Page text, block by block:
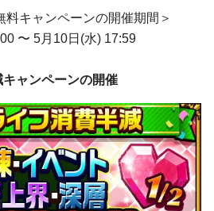
料キャンペーンの開催期間＞
〜 5月10日(水) 17:59
ャンペーンの開催